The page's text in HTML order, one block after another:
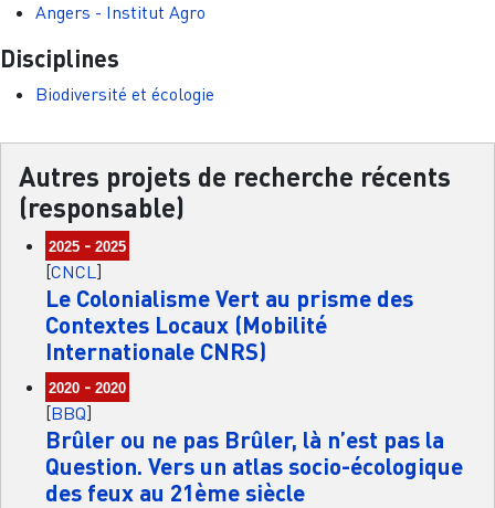
Angers - Institut Agro
Disciplines
Biodiversité et écologie
Autres projets de recherche récents
(responsable)
2025 -2025
[CNCL]
Le Colonialisme Vert au prisme des
Contextes Locaux (Mobilité
Internationale CNRS)
2020 -2020
[BBQ]
Brûler ou ne pas Brûler, là n’est pas la
Question. Vers un atlas socio-écologique
des feux au 21ème siècle